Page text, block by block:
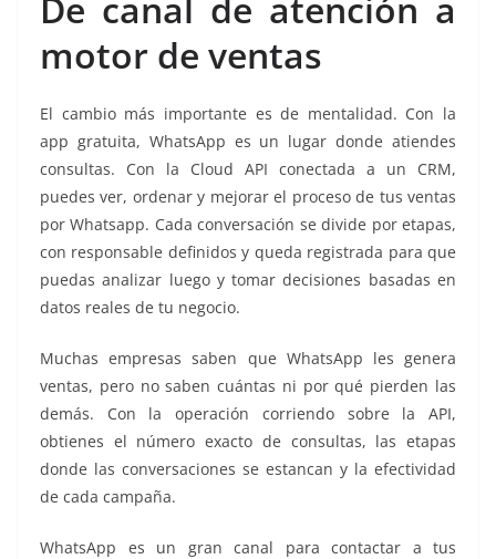
motor de ventas
El cambio más importante es de mentalidad. Con la
app gratuita, WhatsApp es un lugar donde atiendes
consultas. Con la Cloud API conectada a un CRM,
puedes ver, ordenar y mejorar el proceso de tus ventas
por Whatsapp. Cada conversación se divide por etapas,
con responsable definidos y queda registrada para que
puedas analizar luego y tomar decisiones basadas en
datos reales de tu negocio.
Muchas empresas saben que WhatsApp les genera
ventas, pero no saben cuántas ni por qué pierden las
demás. Con la operación corriendo sobre la API,
obtienes el número exacto de consultas, las etapas
donde las conversaciones se estancan y la efectividad
de cada campaña.
WhatsApp es un gran canal para contactar a tus